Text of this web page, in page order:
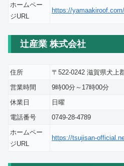
ホームペー
ジURL
https://
辻産業 株式会社
住所 〒522-0242 滋賀県犬上
営業時間
9時00分～17時00分
休業日
日曜
電話番号
0749-28-4789
ホームペー
ジURL
https://tsujisan-